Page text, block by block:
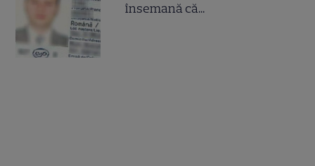
însemană că...